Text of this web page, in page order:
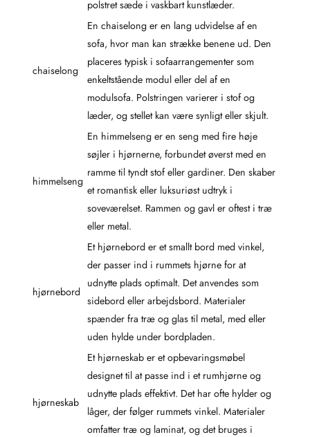
polstret sæde i vaskbart kunstlæder.
chaiselong
En chaiselong er en lang udvidelse af en
sofa, hvor man kan strække benene ud. Den
placeres typisk i sofaarrangementer som
enkeltstående modul eller del af en
modulsofa. Polstringen varierer i stof og
læder, og stellet kan være synligt eller skjult.
himmelseng
En himmelseng er en seng med fire høje
søjler i hjørnerne, forbundet øverst med en
ramme til tyndt stof eller gardiner. Den skaber
et romantisk eller luksuriøst udtryk i
soveværelset. Rammen og gavl er oftest i træ
eller metal.
hjørnebord
Et hjørnebord er et smallt bord med vinkel,
der passer ind i rummets hjørne for at
udnytte plads optimalt. Det anvendes som
sidebord eller arbejdsbord. Materialer
spænder fra træ og glas til metal, med eller
uden hylde under bordpladen.
hjørneskab
Et hjørneskab er et opbevaringsmøbel
designet til at passe ind i et rumhjørne og
udnytte plads effektivt. Det har ofte hylder og
låger, der følger rummets vinkel. Materialer
omfatter træ og laminat, og det bruges i